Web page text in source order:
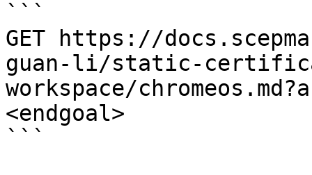
```
GET https://
guan-li/static-
workspace/
<endgoal>
```